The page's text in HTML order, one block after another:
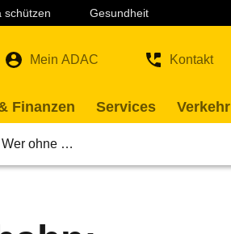
schützen Gesundheit
Mein ADAC Kontakt
Finanzen Services Verkehr
Wer ohne …